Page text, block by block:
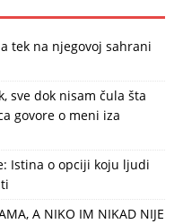
tek na njegovoj sahrani
sve dok nisam čula šta
govore o meni iza
Istina o opciji koju ljudi
A NIKO IM NIKAD NIJE